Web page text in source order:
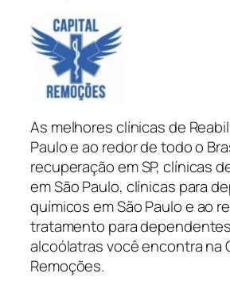
As melhores clínicas de
Paulo e ao redor de todo o
recuperação em SP, clínicas
em São Paulo, clínicas para
químicos em São Paulo e ao
tratamento para
alcoólatras você encontra na
Remoções.